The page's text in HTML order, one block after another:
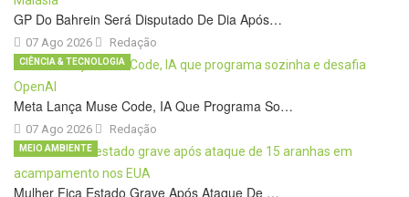
GP Do Bahrein Será Disputado De Dia Após…
07 Ago 2026 Redação
Meta Lança Muse Code, IA Que Programa So…
07 Ago 2026
CIÊNCIA & TECNOLOGIA
Redação
Mulher Fica Estado Grave Após Ataque De …
MEIO AMBIENTE